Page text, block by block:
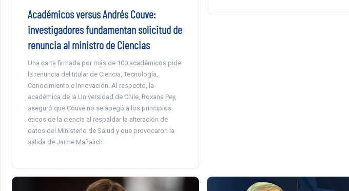
Académicos versus Andrés Couve:
investigadores fundamentan solicitud de
renuncia al ministro de Ciencias
Una carta firmada por más de 100 académicos pide
la renuncia del titular de Ciencia, Tecnología,
Conocimiento e Innovación. Al respecto, la
académica de la Universidad de Chile, Roxana Pey,
aseguró que Couve no se apegó a los principios
éticos de la ciencia al respaldar la alteración de
datos del Ministerio de Salud y que provocaron la
salida de Jaime Mañalich.